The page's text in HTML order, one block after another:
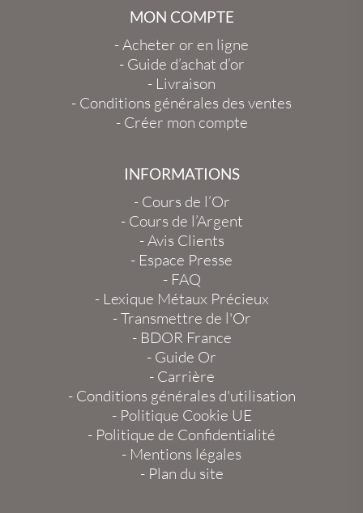
MON COMPTE
-Acheter or en ligne
- Guide d’achat d’or
- Livraison
- Conditions générales des ventes
- Créer mon compte
INFORMATIONS
- Cours de l’Or
- Cours de l’Argent
-Avis Clients
- Espace Presse
- FAQ
- Lexique Métaux Précieux
-Transmettre de l'Or
- BDOR France
- Guide Or
- Carrière
- Conditions générales d'utilisation
- Politique Cookie UE
- Politique de Confidentialité
- Mentions légales
- Plan du site